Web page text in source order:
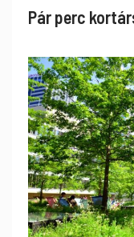
Pár perc